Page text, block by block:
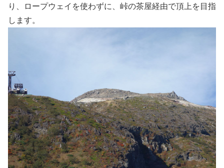
り、ロープウェイを使わずに、峠の茶屋経由で頂上を目指
します。